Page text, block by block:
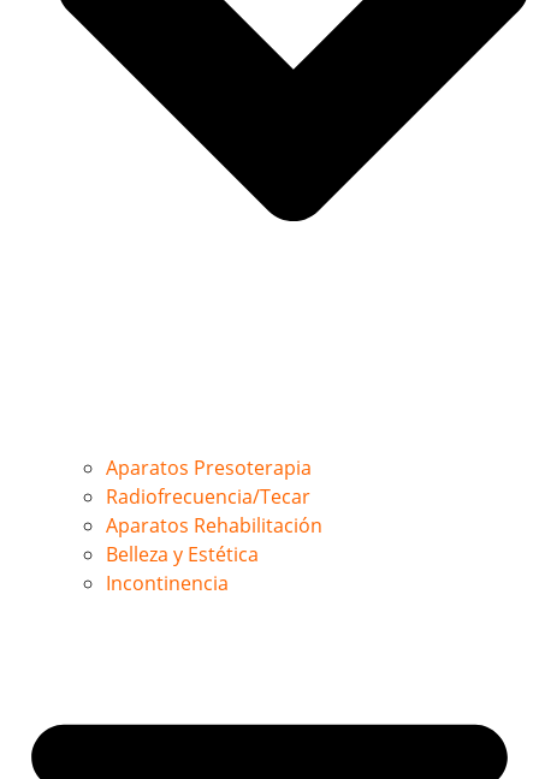
Aparatos Presoterapia
Radiofrecuencia/Tecar
Aparatos Rehabilitación
Belleza y Estética
Incontinencia